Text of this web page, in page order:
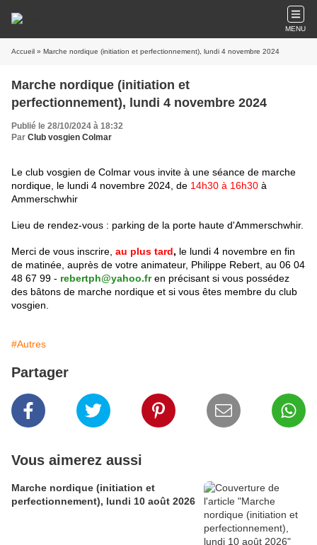
MENU
Accueil » Marche nordique (initiation et perfectionnement), lundi 4 novembre 2024
Marche nordique (initiation et
perfectionnement), lundi 4 novembre 2024
Publié le 28/10/2024 à 18:32
Par Club vosgien Colmar
Le club vosgien de Colmar vous invite à une séance de marche
nordique, le lundi 4 novembre 2024, de 14h30 à 16h30 à
Ammerschwhir
Lieu de rendez-vous : parking de la porte haute d'Ammerschwhir.
Merci de vous inscrire, au plus tard, le lundi 4 novembre en fin
de matinée, auprès de votre animateur, Philippe Rebert, au 06 04
48 67 99 - rebertph@yahoo.fren précisant si vous possédez
des bâtons de marche nordique et si vous êtes membre du club
vosgien.
#Autres
Partager
Vous aimerez aussi
Marche nordique (initiation et
perfectionnement), lundi 10 août 2026